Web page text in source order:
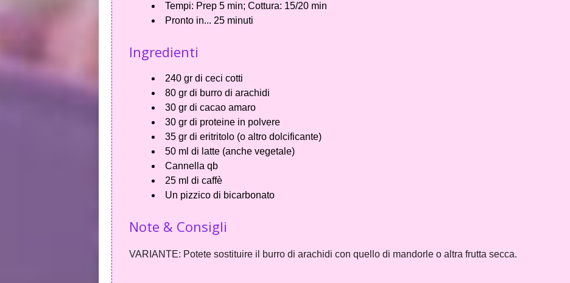
Tempi: Prep 5 min; Cottura: 15/20 min
Pronto in... 25 minuti
Ingredienti
240 gr di ceci cotti
80 gr di burro di arachidi
30 gr di cacao amaro
30 gr di proteine in polvere
35 gr di eritritolo (o altro dolcificante)
50 ml di latte (anche vegetale)
Cannella qb
25 ml di caffè
Un pizzico di bicarbonato
Note & Consigli
VARIANTE: Potete sostituire il burro di arachidi con quello di mandorle o altra frutta secca.